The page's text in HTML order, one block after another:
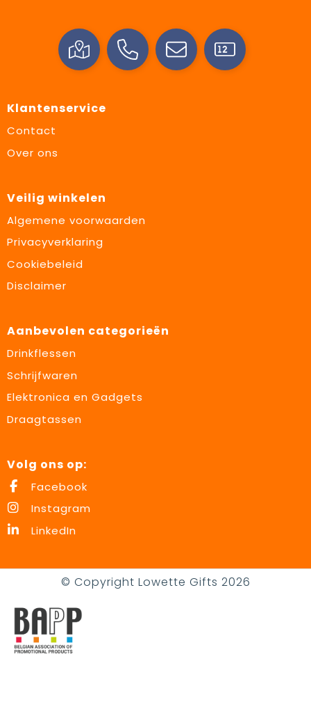
Klantenservice
Contact
Over ons
Veilig winkelen
Algemene voorwaarden
Privacyverklaring
Cookiebeleid
Disclaimer
Aanbevolen categorieën
Drinkflessen
Schrijfwaren
Elektronica en Gadgets
Draagtassen
Volg ons op:
Facebook
Instagram
LinkedIn
© Copyright Lowette Gifts 2026